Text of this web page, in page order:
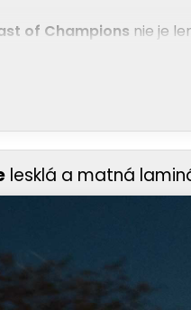
of Champions nie je
lesklá a matná